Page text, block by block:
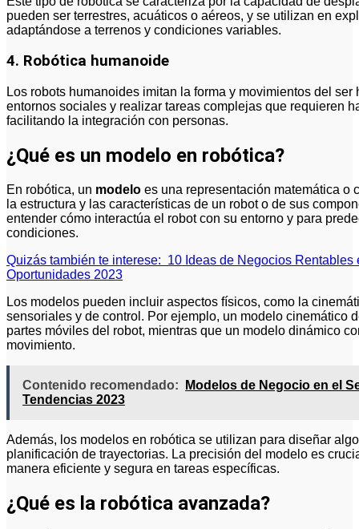
pueden ser terrestres, acuáticos o aéreos, y se utilizan en
adaptándose a terrenos y condiciones variables.
4. Robótica humanoide
Los robots humanoides imitan la forma y movimientos del
entornos sociales y realizar tareas complejas que requieren
facilitando la integración con personas.
¿Qué es un modelo en robótica?
En robótica, un modelo es una representación matemática o
la estructura y las características de un robot o de sus
entender cómo interactúa el robot con su entorno y para
condiciones.
Quizás también te interese: 10 Ideas de Negocios
Oportunidades 2023
Los modelos pueden incluir aspectos físicos, como la
sensoriales y de control. Por ejemplo, un modelo cinemático
partes móviles del robot, mientras que un modelo dinámico
movimiento.
Contenido recomendado:
Modelos de Negocio en el
Tendencias 2023
Además, los modelos en robótica se utilizan para diseñar
planificación de trayectorias. La precisión del modelo es
manera eficiente y segura en tareas específicas.
¿Qué es la robótica avanzada?